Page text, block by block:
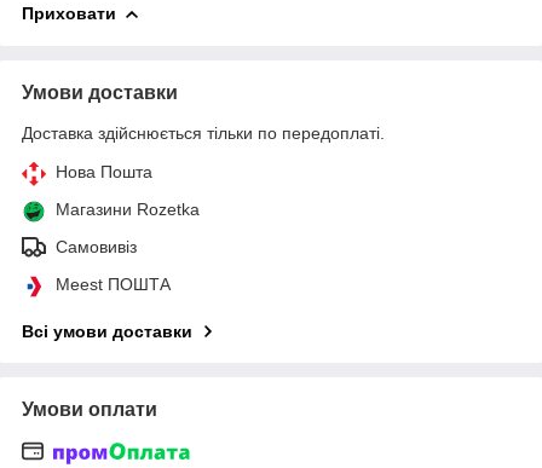
Приховати
Умови доставки
Доставка здійснюється тільки по передоплаті.
Нова Пошта
Магазини Rozetka
Самовивіз
Meest ПОШТА
Всі умови доставки
Умови оплати